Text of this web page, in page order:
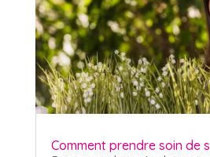
Comment prendre soin de